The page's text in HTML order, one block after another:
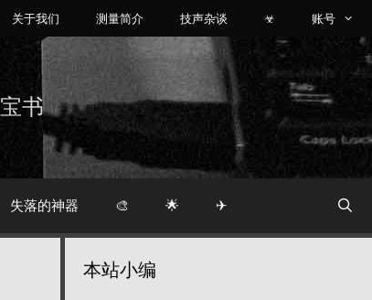
关于我们 测量简介 技声杂谈 ☣ 账号
书
失落的神器 🎨 🌟 ✈
本站小编